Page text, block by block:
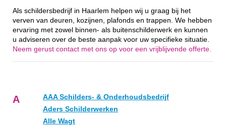
Als schildersbedrijf in Haarlem helpen wij u graag bij het
verven van deuren, kozijnen, plafonds en trappen. We hebben
ervaring met zowel binnen- als buitenschilderwerk en kunnen
u adviseren over de beste aanpak voor uw specifieke situatie.
Neem gerust contact met ons op voor een vrijblijvende offerte.
A
AAA Schilders- & Onderhoudsbedrijf
Aders Schilderwerken
Alle Wagt